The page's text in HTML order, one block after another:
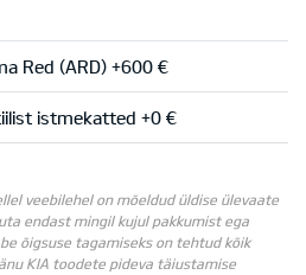
Red (ARD) +600 €
istmekatted +0 €
veebilehel on mõeldud üldise ülevaate
endast mingil kujul pakkumist ega
õigsuse tagamiseks on tehtud kõik
KIA toodete pideva täiustamise